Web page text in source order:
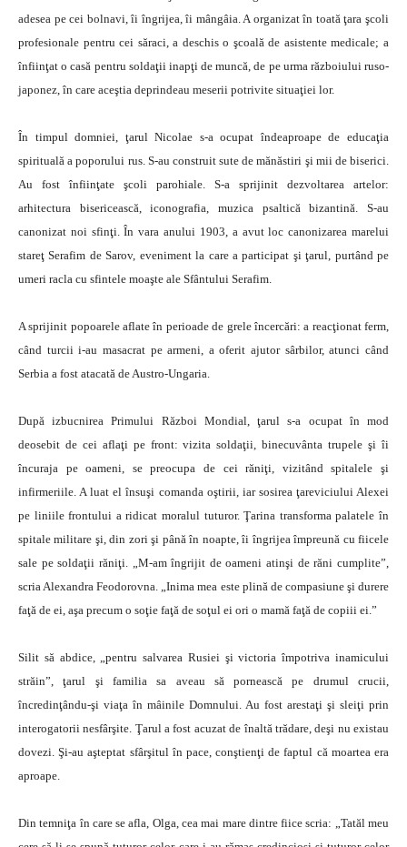
adesea pe cei bolnavi, îi îngrijea, îi mângâia. A organizat în toată ţara şcoli
profesionale pentru cei săraci, a deschis o şcoală de asistente medicale; a
înfiinţat o casă pentru soldaţii inapţi de muncă, de pe urma războiului ruso-
japonez, în care aceştia deprindeau meserii potrivite situaţiei lor.
În timpul domniei, ţarul Nicolae s-a ocupat îndeaproape de educaţia
spirituală a poporului rus. S-au construit sute de mănăstiri şi mii de biserici.
Au fost înfiinţate şcoli parohiale. S-a sprijinit dezvoltarea artelor:
arhitectura bisericească, iconografia, muzica psaltică bizantină. S-au
canonizat noi sfinţi. În vara anului 1903, a avut loc canonizarea marelui
stareţ Serafim de Sarov, eveniment la care a participat şi ţarul, purtând pe
umeri racla cu sfintele moaşte ale Sfântului Serafim.
A sprijinit popoarele aflate în perioade de grele încercări: a reacţionat ferm,
când turcii i-au masacrat pe armeni, a oferit ajutor sârbilor, atunci când
Serbia a fost atacată de Austro-Ungaria.
După izbucnirea Primului Război Mondial, ţarul s-a ocupat în mod
deosebit de cei aflaţi pe front: vizita soldaţii, binecuvânta trupele şi îi
încuraja pe oameni, se preocupa de cei răniţi, vizitând spitalele şi
infirmeriile. A luat el însuşi comanda oştirii, iar sosirea ţareviciului Alexei
pe liniile frontului a ridicat moralul tuturor. Ţarina transforma palatele în
spitale militare şi, din zori şi până în noapte, îi îngrijea împreună cu fiicele
sale pe soldaţii răniţi. „M-am îngrijit de oameni atinşi de răni cumplite”,
scria Alexandra Feodorovna. „Inima mea este plină de compasiune şi durere
faţă de ei, aşa precum o soţie faţă de soţul ei ori o mamă faţă de copiii ei.”
Silit să abdice, „pentru salvarea Rusiei şi victoria împotriva inamicului
străin”, ţarul şi familia sa aveau să pornească pe drumul crucii,
încredinţându-şi viaţa în mâinile Domnului. Au fost arestaţi şi sleiţi prin
interogatorii nesfârşite. Ţarul a fost acuzat de înaltă trădare, deşi nu existau
dovezi. Şi-au aşteptat sfârşitul în pace, conştienţi de faptul că moartea era
aproape.
Din temniţa în care se afla, Olga, cea mai mare dintre fiice scria: „Tatăl meu